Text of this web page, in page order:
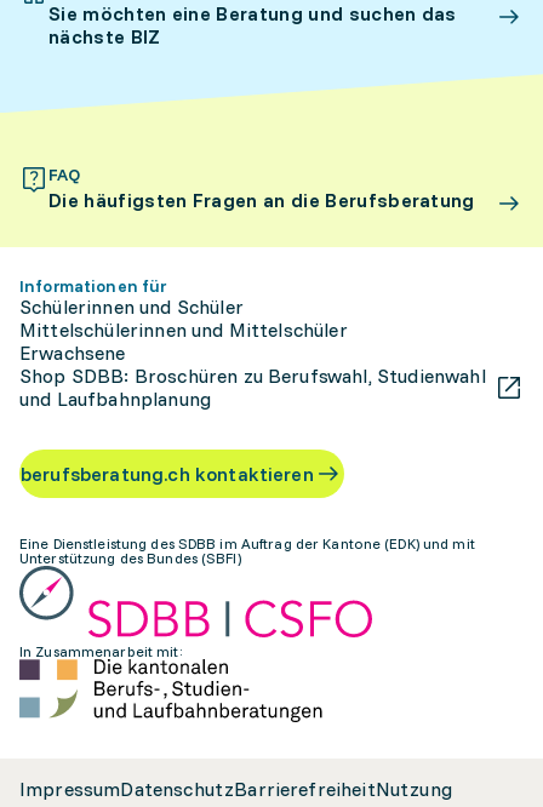
Sie möchten eine Beratung und suchen das
nächste BIZ
FAQ
Die häufigsten Fragen an die Berufsberatung
Informationen für
Schülerinnen und Schüler
Mittelschülerinnen und Mittelschüler
Erwachsene
Shop SDBB: Broschüren zu Berufswahl, Studienwahl
und Laufbahnplanung
berufsberatung.ch kontaktieren
Eine Dienstleistung des SDBB im Auftrag der Kantone (EDK) und mit
Unterstützung des Bundes (SBFI)
In Zusammenarbeit mit:
ImpressumDatenschutzBarrierefreiheitNutzung